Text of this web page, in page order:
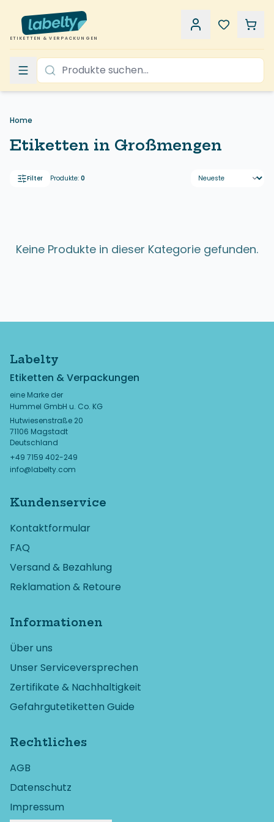
ETIKETTEN & VERPACKUNGEN
Home
Etiketten in Großmengen
Filter Produkte: 0 Produkte
Keine Produkte in dieser Kategorie gefunden.
Labelty
Etiketten & Verpackungen
eine Marke der
Hummel GmbH u. Co. KG
Hutwiesenstraße 20
71106 Magstadt
Deutschland
+49 7159 402-249
info@labelty.com
Kundenservice
Kontaktformular
FAQ
Versand & Bezahlung
Reklamation & Retoure
Informationen
Über uns
Unser Serviceversprechen
Zertifikate & Nachhaltigkeit
Gefahrgutetiketten Guide
Rechtliches
AGB
Datenschutz
Impressum